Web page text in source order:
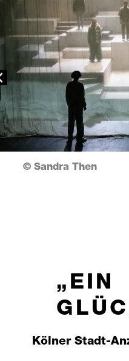
© Sandra Then
EIN
Kölner Stadt-